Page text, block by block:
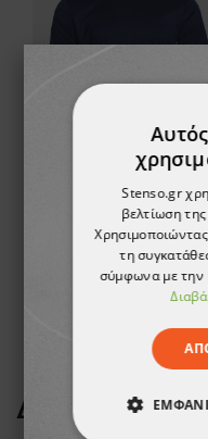
Κοντομάνικη μπλούζα FIT DARK BLUE
6,45 €
-20%
ΔΕΊΤΕ
Stenso.gr
βελτίωση
τη
σύμφωνα με την